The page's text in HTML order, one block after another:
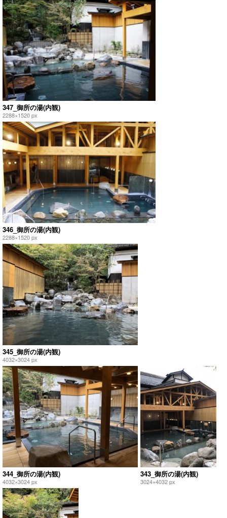
347_御所の湯(内観)
2288×1520 px
346_御所の湯(内観)
2288×1520 px
345_御所の湯(内観)
4032×3024 px
344_御所の湯(内観)
4032×3024 px
343_御所の湯(内観)
3024×4032 px